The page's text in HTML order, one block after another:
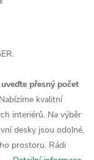
přesný počet
Nabízíme kvalitní
interiérů. Na výběr
desky jsou odolné,
prostoru. Rádi